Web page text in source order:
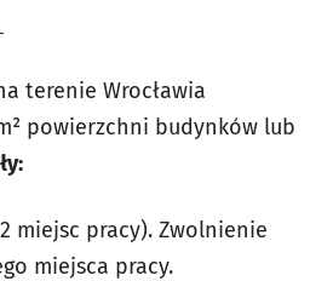
terenie Wrocławia
powierzchni budynków lub
miejsc pracy). Zwolnienie
miejsca pracy.